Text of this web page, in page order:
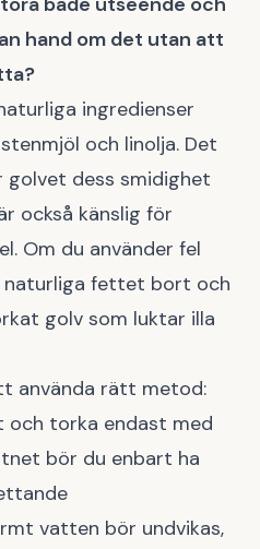
hand om det utan att
ingredienser
och linolja. Det
golvet dess smidighet
också känslig för
Om du använder fel
fettet bort och
golv som luktar illa
använda rätt metod:
och torka endast med
bör du enbart ha
vatten bör undvikas,